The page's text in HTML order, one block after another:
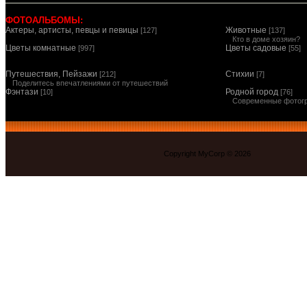
ФОТОАЛЬБОМЫ:
Актеры, артисты, певцы и певицы [127] Животные [137]
Кто в доме хозяин?
Цветы комнатные [997] Цветы садовые [55]
Путешествия, Пейзажи [212]
Поделитесь впечатлениями от путешествий
Стихии [7]
Фэнтази [10] Родной город [76]
Современные
Copyright MyCorp © 2026